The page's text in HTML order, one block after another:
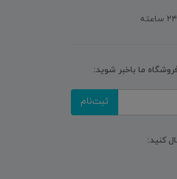
ما باخبر شوید:
ثبت‌نام
کنید: